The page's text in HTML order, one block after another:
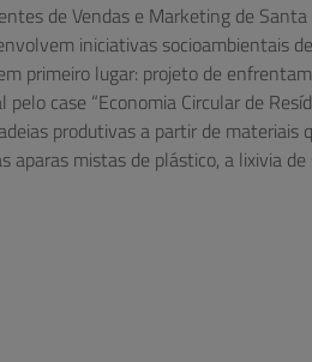
de Vendas e Marketing de
iniciativas socioambientais
primeiro lugar: projeto de
case “Economia Circular de
produtivas a partir de materiais
aparas mistas de plástico, a lixivia